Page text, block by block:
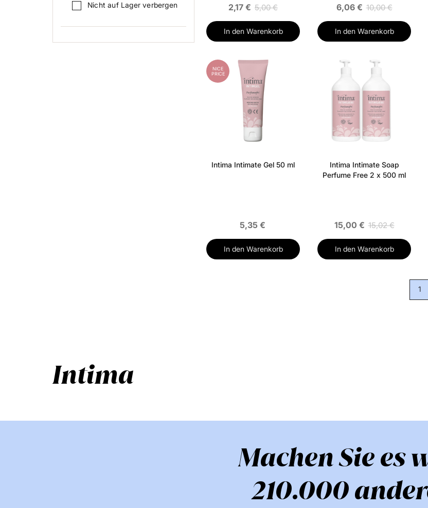
Nicht auf Lager verbergen 2,17 € 5,00 €
In den Warenkorb
6,06 € 10,00 €
In den Warenkorb
NICE
PRICE
Intima Intimate Gel 50 ml
5,35 €
In den Warenkorb
Intima Intimate Soap
Perfume Free 2 x 500 ml
15,00 € 15,02 €
In den Warenkorb
1
Intima
Machen Sie es
210.000